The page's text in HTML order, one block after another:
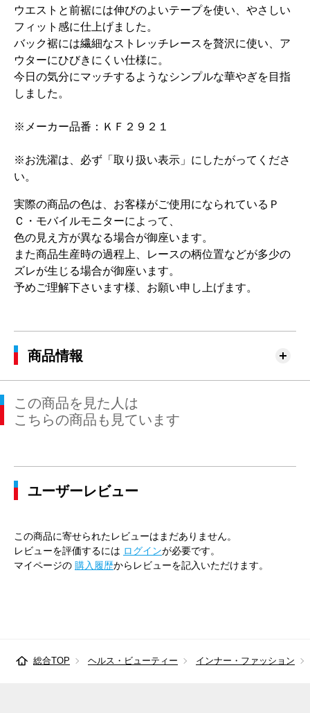
ウエストと前裾には伸びのよいテープを使い、やさしい
フィット感に仕上げました。
バック裾には繊細なストレッチレースを贅沢に使い、ア
ウターにひびきにくい仕様に。
今日の気分にマッチするようなシンプルな華やぎを目指
しました。
※メーカー品番：ＫＦ２９２１
※お洗濯は、必ず「取り扱い表示」にしたがってくださ
い。
実際の商品の色は、お客様がご使用になられているＰ
Ｃ・モバイルモニターによって、
色の見え方が異なる場合が御座います。
また商品生産時の過程上、レースの柄位置などが多少の
ズレが生じる場合が御座います。
予めご理解下さいます様、お願い申し上げます。
商品情報
この商品を見た人は
こちらの商品も見ています
ユーザーレビュー
この商品に寄せられたレビューはまだありません。
レビューを評価するには ログインが必要です。
マイページの 購入履歴からレビューを記入いただけます。
総合TOP ヘルス・ビューティー インナー・ファッション